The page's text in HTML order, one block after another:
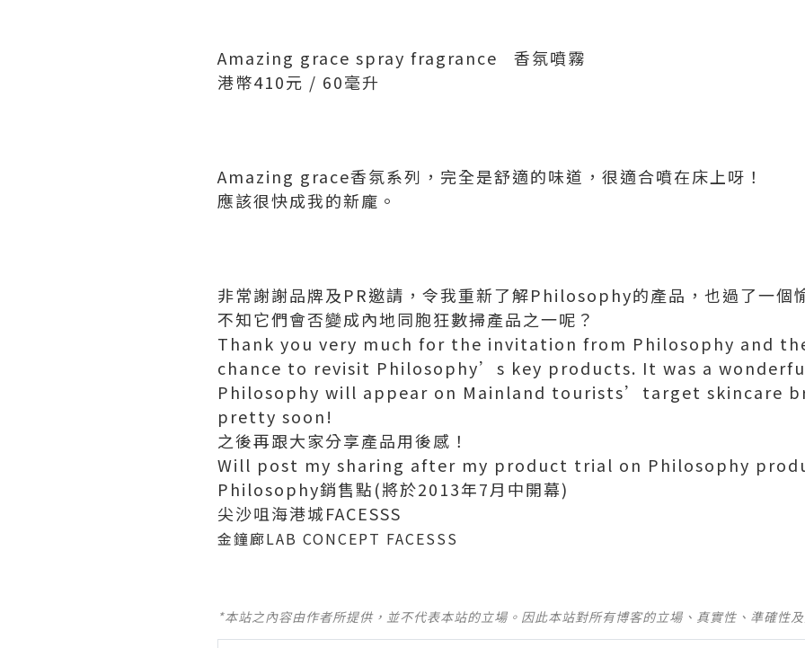
Amazing grace spray fragrance 香氛噴霧
港幣410元 / 60毫升
Amazing grace香氛系列，完全是舒適的味道，很適合噴在床上呀！
應該很快成我的新龐。
非常謝謝品牌及PR邀請，令我重新了解Philosophy的產品，也過了一個
不知它們會否變成內地同胞狂數掃產品之一呢？
Thank you very much for the invitation from Philosophy and
chance to revisit Philosophy’s key products. It was a
Philosophy will appear on Mainland tourists’target skincare
pretty soon!
之後再跟大家分享產品用後感！
Will post my sharing after my product trial on Philosophy
Philosophy銷售點(將於2013年7月中開幕)
尖沙咀海港城FACESSS
金鐘廊LAB CONCEPT FACESSS
*本站之內容由作者所提供，並不代表本站的立場。因此本站對所有博客的立場、真實性、準確性